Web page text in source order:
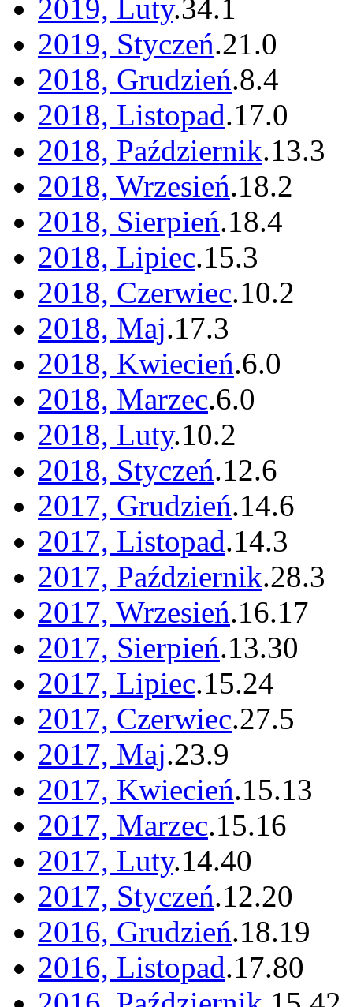
2019, Luty.34.1
2019, Styczeń.21.0
2018, Grudzień.8.4
2018, Listopad.17.0
2018, Październik.13.3
2018, Wrzesień.18.2
2018, Sierpień.18.4
2018, Lipiec.15.3
2018, Czerwiec.10.2
2018, Maj.17.3
2018, Kwiecień.6.0
2018, Marzec.6.0
2018, Luty.10.2
2018, Styczeń.12.6
2017, Grudzień.14.6
2017, Listopad.14.3
2017, Październik.28.3
2017, Wrzesień.16.17
2017, Sierpień.13.30
2017, Lipiec.15.24
2017, Czerwiec.27.5
2017, Maj.23.9
2017, Kwiecień.15.13
2017, Marzec.15.16
2017, Luty.14.40
2017, Styczeń.12.20
2016, Grudzień.18.19
2016, Listopad.17.80